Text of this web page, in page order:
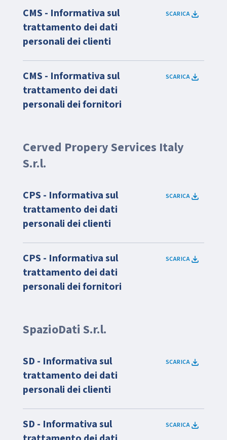
CMS - Informativa sul
trattamento dei dati
personali dei clienti
SCARICA
CMS - Informativa sul
trattamento dei dati
personali dei fornitori
SCARICA
Cerved Propery Services Italy
S.r.l.
CPS - Informativa sul
trattamento dei dati
personali dei clienti
SCARICA
CPS - Informativa sul
trattamento dei dati
personali dei fornitori
SCARICA
SpazioDati S.r.l.
SD - Informativa sul
trattamento dei dati
personali dei clienti
SCARICA
SD - Informativa sul
SCARICA